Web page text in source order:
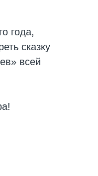
года,
сказку
всей